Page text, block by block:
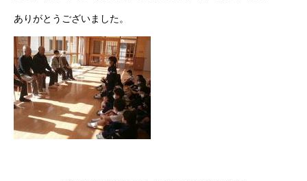
ありがとうございました。